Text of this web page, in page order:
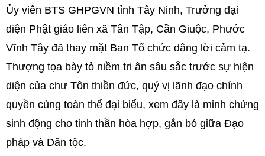
Ủy viên BTS GHPGVN tỉnh Tây Ninh, Trưởng đại
diện Phật giáo liên xã Tân Tập, Cần Giuộc, Phước
Vĩnh Tây đã thay mặt Ban Tổ chức dâng lời cảm tạ.
Thượng tọa bày tỏ niềm tri ân sâu sắc trước sự hiện
diện của chư Tôn thiền đức, quý vị lãnh đạo chính
quyền cùng toàn thể đại biểu, xem đây là minh chứng
sinh động cho tinh thần hòa hợp, gắn bó giữa Đạo
pháp và Dân tộc.